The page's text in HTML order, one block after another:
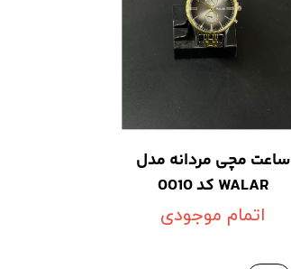
ساعت مچی مردانه مدل
WALAR کد 0010
اتمام موجودی